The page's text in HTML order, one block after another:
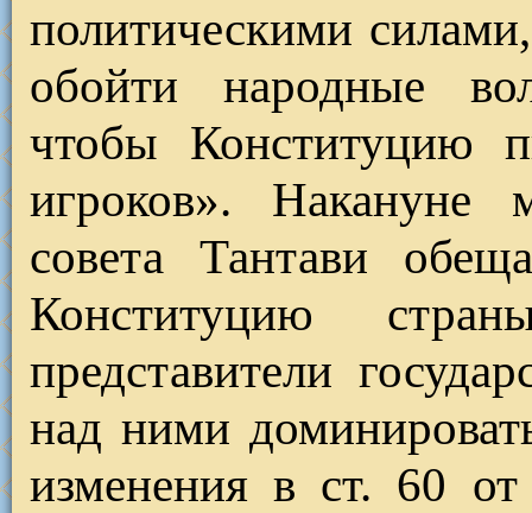
политическими
обойти народные
чтобы Конституцию
игроков». Накануне
совета Тантави
Конституцию
представители
над ними
изменения в ст. 60